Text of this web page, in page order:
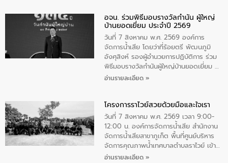
ทิพย์คำ รองผู้ว่าราชการจังหวัดมุกดาหาร
เป็นประธานในพิธี ณ เรือนจําชั่วคราวนาโสก
ตําบลนาโสก อําเภอเมืองมุกดาหาร จังหวัด
มุกดาหาร โดยในกิจกรรมได้ร่วมปลูกป่า และ
ทําความสะอาดภายในบริเวณ จัดกิจกรรม
เพื่อถวายเป็นพระราชกุศล สมเด็จพระนาง
เจ้าสิริกิติ์พระบรมราชินีนาถ พระบรมราช
อจน. ร่วมพิธีมอบรางวัลกำนัน ผู้ใหญ่
บ้านยอดเยี่ยม ประจำปี 2569
วันที่ 7 สิงหาคม พ.ศ. 2569 องค์การ
จัดการน้ำเสีย โดยว่าที่ร้อยตรี พัฒนภูมิ
อังศุสิงห์ รองผู้อำนวยการปฏิบัติการ ร่วม
พิธีมอบรางวัลกำนันผู้ใหญ่บ้านยอดเยี่ยม ณ
ทำเนียบรัฐบาล โดยมีนายอนุทิน ชาญวีรกูล
ทองคำและประกาศเกียรติคุณให้แก่ กำนัน
ผู้ใหญ่บ้านยอดเยี่ยม พร้อมกล่าวชื่นชม ให้
โอวาท และมอบนโยบาย
อ่านรายละเอียด »
โครงการราไวย์สวยด้วยมือและใจเรา
วันที่ 7 สิงหาคม พ.ศ. 2569 เวลา 9:00-
12:00 น. องค์การจัดการน้ำเสีย สำนักงาน
จัดการน้ำเสียสาขาภูเก็ต พื้นที่ศูนย์บริหาร
จัดการคุณภาพน้ำเทศบาลตำบลราไวย์ เข้า
ร่วมโครงการราไวย์สวยด้วยมือและใจเรา
อ่านรายละเอียด »